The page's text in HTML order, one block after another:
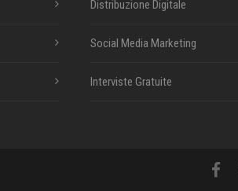
Distribuzione Digitale
Social Media Marketing
Interviste Gratuite